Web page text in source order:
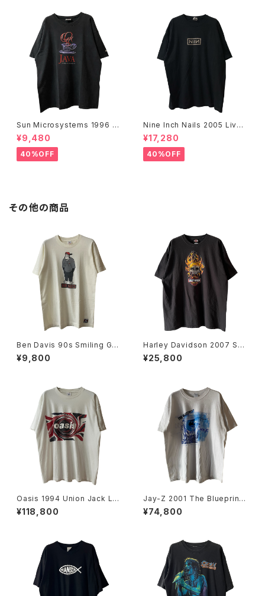
Sun Microsystems 1996 JA
VA DAY CMU '96 Promo Te
e
¥9,480
40%OFF
Nine Inch Nails 2005 Live
with Teeth Band Tee
¥17,280
40%OFF
その他の商品
Ben Davis 90s Smiling Gor
illa Standing Tee
¥9,800
Harley Davidson 2007 Sku
ll Flame Tee
¥25,800
Oasis 1994 Union Jack Lo
go Band Tee
¥118,800
Jay-Z 2001 The Blueprint
Lounge Tour Rap Tee
¥74,800